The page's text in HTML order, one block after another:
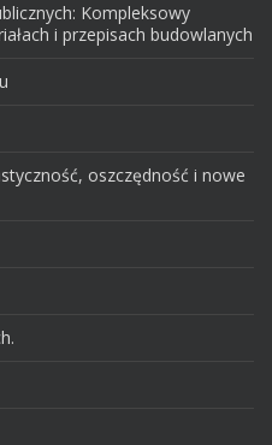
Kompleksowy
i przepisach budowlanych
oszczędność i nowe